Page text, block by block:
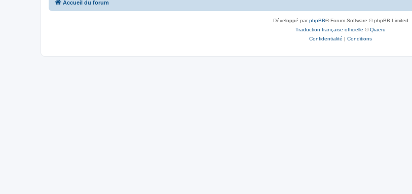
Accueil du forum
Développé parphpBB® Forum Software © phpBB Limited
Traduction française officielle ©Qiaeru
Confidentialité | Conditions